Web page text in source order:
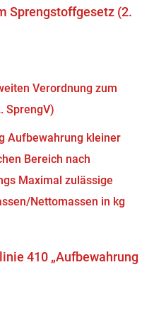
Sprengstoffgesetz (2.
Verordnung zum
SprengV)
Aufbewahrung kleiner
Bereich nach
Maximal zulässige
Nettomassen in kg
410 „Aufbewahrung